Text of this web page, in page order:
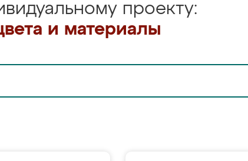
проекту:
и материалы